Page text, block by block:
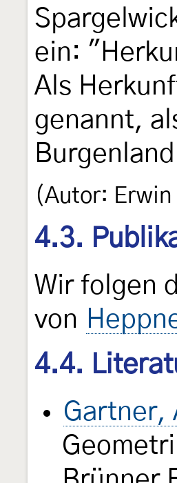
ein:
Als
genannt,
(Autor: Erwin
4.3.
Wir folgen
von
4.4.
Gartner,